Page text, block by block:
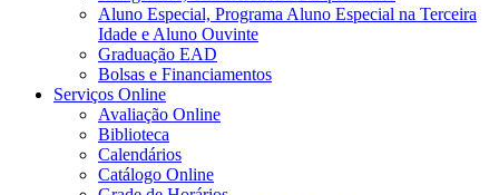
Aluno Especial, Programa Aluno Especial na Terceira
Idade e Aluno Ouvinte
Graduação EAD
Bolsas e Financiamentos
Serviços Online
Avaliação Online
Biblioteca
Calendários
Catálogo Online